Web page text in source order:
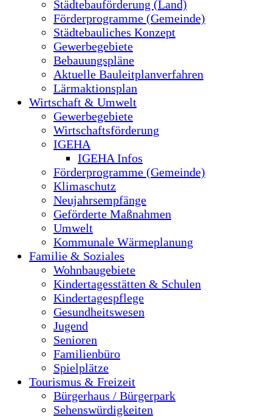
Städtebauförderung (Land)
Förderprogramme (Gemeinde)
Städtebauliches Konzept
Gewerbegebiete
Bebauungspläne
Aktuelle Bauleitplanverfahren
Lärmaktionsplan
Wirtschaft & Umwelt
Gewerbegebiete
Wirtschaftsförderung
IGEHA
IGEHA Infos
Förderprogramme (Gemeinde)
Klimaschutz
Neujahrsempfänge
Geförderte Maßnahmen
Umwelt
Kommunale Wärmeplanung
Familie & Soziales
Wohnbaugebiete
Kindertagesstätten & Schulen
Kindertagespflege
Gesundheitswesen
Jugend
Senioren
Familienbüro
Spielplätze
Tourismus & Freizeit
Bürgerhaus / Bürgerpark
Sehenswürdigkeiten